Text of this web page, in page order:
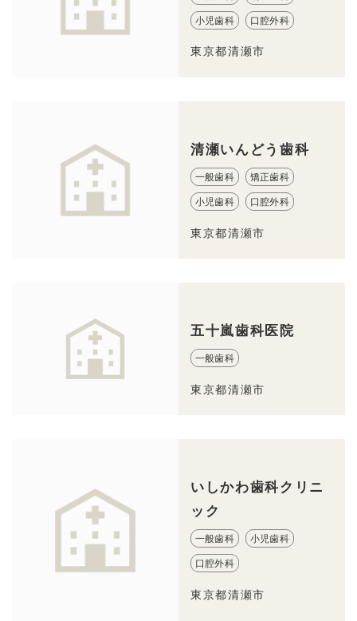
小児歯科 口腔外科
東京都清瀬市
清瀬いんどう歯科
一般歯科 矯正歯科
小児歯科 口腔外科
東京都清瀬市
五十嵐歯科医院
一般歯科
東京都清瀬市
いしかわ歯科クリニ
ック
一般歯科 小児歯科
口腔外科
東京都清瀬市